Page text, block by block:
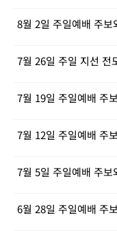
8월 2일 주일예배 주보
7월 26일 주일 지선 전
7월 19일 주일예배 주
7월 12일 주일예배 주
7월 5일 주일예배 주보
6월 28일 주일예배 주